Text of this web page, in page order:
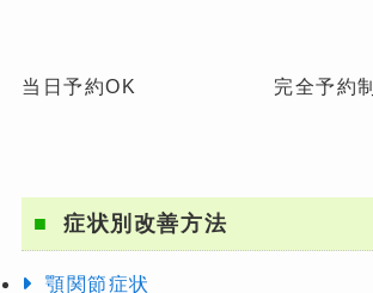
当日予約OK 完全予約制
症状別改善方法
顎関節症状